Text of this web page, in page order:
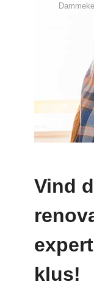
Vind
klus!